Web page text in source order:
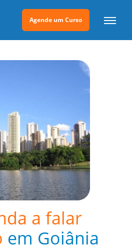
Agende um Curso
a falar
em Goiânia